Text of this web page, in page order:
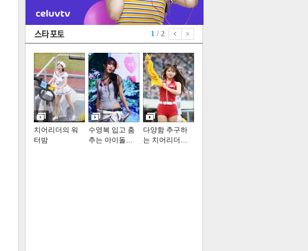
1 / 2
치어리더의 워
터밤
수영복 입고 춤
추는 아이돌…
다양함 추구하
는 치어리더…